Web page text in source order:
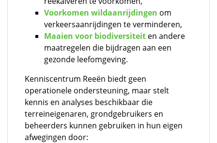
Voorkomen wildaanrijdingen om
verkeersaanrijdingen te verminderen,
Maaien voor biodiversiteit en andere
maatregelen die bijdragen aan een
gezonde leefomgeving.
Kenniscentrum Reeën biedt geen
operationele ondersteuning, maar stelt
kennis en analyses beschikbaar die
terreineigenaren, grondgebruikers en
beheerders kunnen gebruiken in hun eigen
afwegingen door: